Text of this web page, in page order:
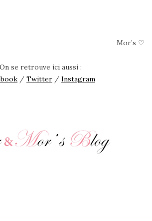
Mor’s ♡
On se retrouve ici aussi :
/ Twitter / Instagram